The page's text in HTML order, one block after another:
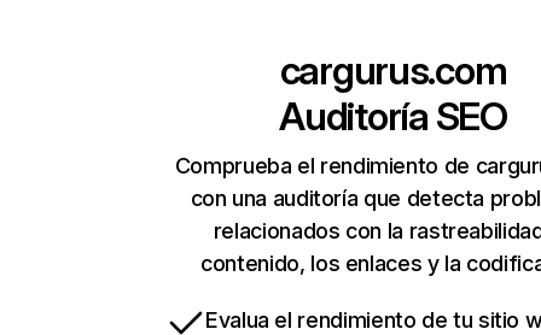
cargurus.com
Auditoría SEO
Comprueba el rendimiento de
con una auditoría que detecta
relacionados con la
contenido, los enlaces y la
Evalua el rendimiento de tu sitio